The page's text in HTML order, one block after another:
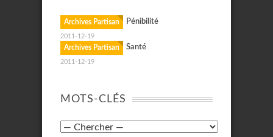
Archives Partisan Pénibilité
2011-12-19
Archives Partisan Santé
2011-12-19
MOTS-CLÉS